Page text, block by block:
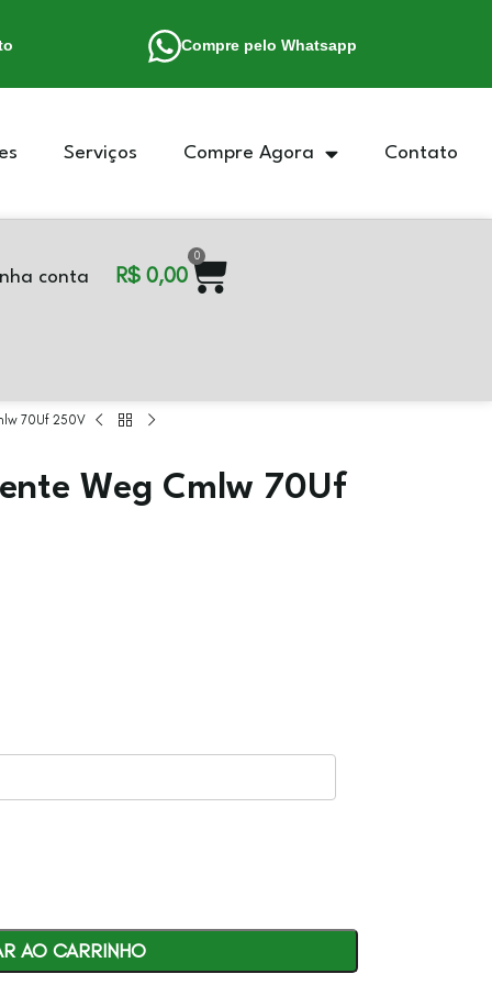
Compre pelo Whatsapp
Serviços Compre Agora Contato
conta R$ 0,00
0
70Uf 250V
Weg Cmlw 70Uf
AO CARRINHO